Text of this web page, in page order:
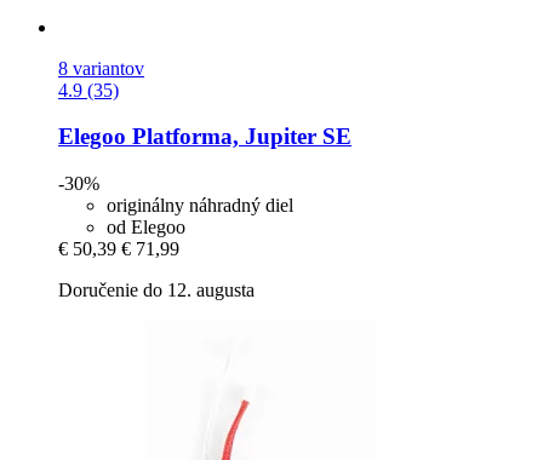
8 variantov
4.9 (35)
Elegoo Platforma, Jupiter SE
-30%
originálny náhradný diel
od Elegoo
€ 50,39 € 71,99
Doručenie do 12. augusta